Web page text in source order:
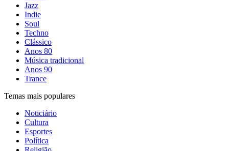
Jazz
Indie
Soul
Techno
Clássico
Anos 80
Música tradicional
Anos 90
Trance
Temas mais populares
Noticiário
Cultura
Esportes
Política